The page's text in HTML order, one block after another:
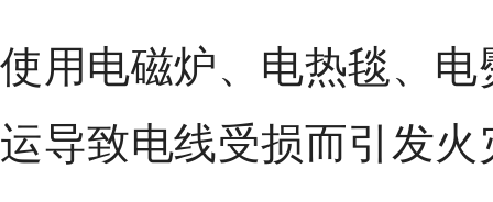
使用电磁炉、电热毯、
运导致电线受损而引发火